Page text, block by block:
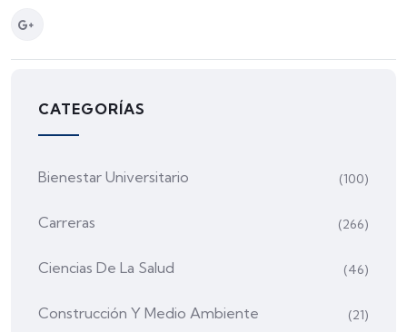
CATEGORÍAS
Bienestar Universitario (100)
Carreras (266)
Ciencias De La Salud (46)
Construcción Y Medio Ambiente (21)